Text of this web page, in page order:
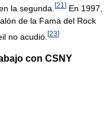
la segunda. [21 ] En 1997,
de la Fama del Rock
no acudió. [23]
con CSNY